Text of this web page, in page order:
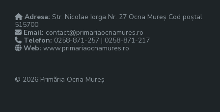
Adresa: Str. Nicolae Iorga Nr. 27 Ocna Mureș Cod poștal
515700
Email: contact@primariaocnamures.ro
Telefon: 0258-871-257 | 0258-871-217
Web: www.primariaocnamures.ro
© 2026 Primăria Ocna Mureș